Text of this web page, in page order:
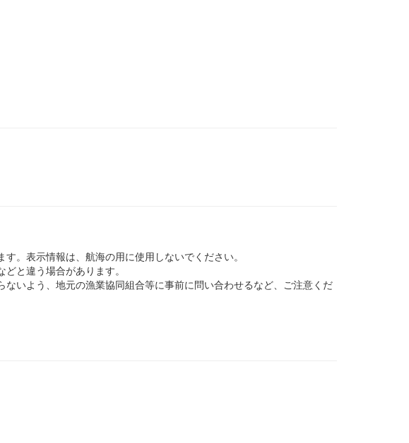
表示情報は、航海の用に使用しないでください。
と違う場合があります。
いよう、地元の漁業協同組合等に事前に問い合わせるなど、ご注意くだ